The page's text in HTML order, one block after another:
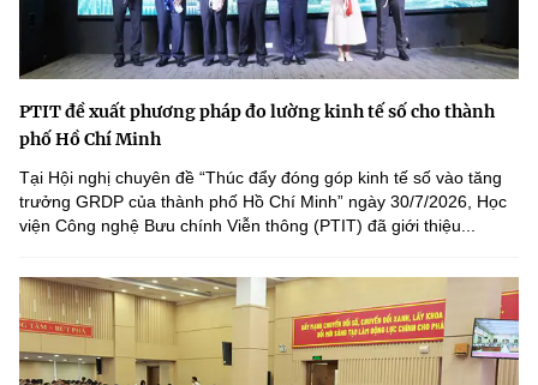
PTIT đề xuất phương pháp đo lường kinh tế số cho thành
phố Hồ Chí Minh
Tại Hội nghị chuyên đề “Thúc đẩy đóng góp kinh tế số vào tăng
trưởng GRDP của thành phố Hồ Chí Minh” ngày 30/7/2026, Học
viện Công nghệ Bưu chính Viễn thông (PTIT) đã giới thiệu...